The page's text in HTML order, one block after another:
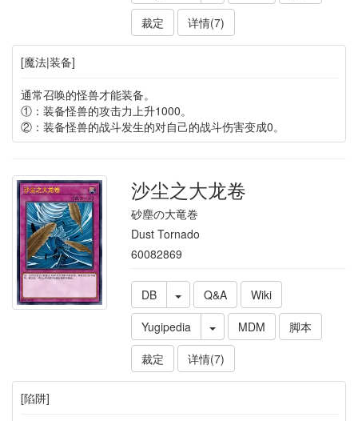
裁定
详情(7)
[魔法|装备]
通常召唤的怪兽才能装备。
①：装备怪兽的攻击力上升1000。
②：装备怪兽的战斗发生的对自己的战斗伤害变成0。
沙尘之大龙卷
砂塵の大竜巻
Dust Tornado
60082869
DB Q&A
Wiki
Yugipedia
MDM
脚本
裁定
详情(7)
[陷阱]